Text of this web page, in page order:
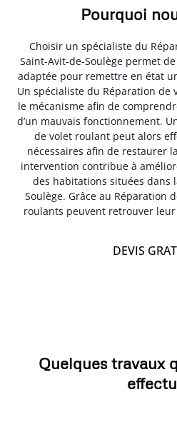
Pourquoi
Choisir un spécialiste du
Saint-Avit-de-Soulège permet
adaptée pour remettre en état
Un spécialiste du Réparation
le mécanisme afin de
d’un mauvais fonctionnement.
de volet roulant peut alors
nécessaires afin de restaurer
intervention contribue à
des habitations situées dans
Soulège. Grâce au Réparation
roulants peuvent retrouver
DEVIS
Quelques travaux